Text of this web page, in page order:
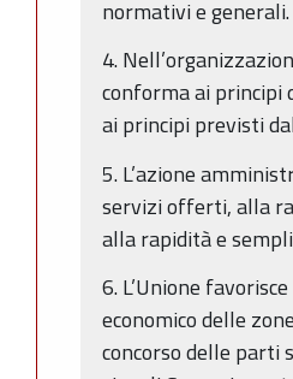
normativi e generali.
4.
conforma ai principi
ai principi previsti
5. L’azione
servizi offerti, alla
alla rapidità e
6. L’Unione
economico delle
concorso delle parti